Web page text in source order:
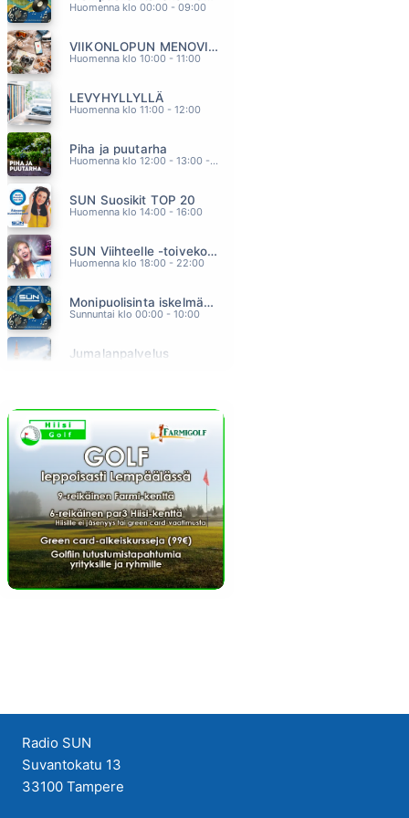
VIELA JOSSAIN
PIKKU SYNTINEN
PÄÄSTÄ PAHASTA
PIMEYDEN TANGO
Huomenna klo 00:00 - 09:00
VIIKONLOPUN MENOVINKIT
Huomenna klo 10:00 - 11:00
LEVYHYLLYLLÄ
Huomenna klo 11:00 - 12:00
Piha ja puutarha
Huomenna klo 12:00 - 13:00 - Studiossa: Pinsiön Taimisto
SUN Suosikit TOP 20
Huomenna klo 14:00 - 16:00
SUN Viihteelle -toivekonsertti
Huomenna klo 18:00 - 22:00
Monipuolisinta iskelmää ja parasta poppia
Sunnuntai klo 00:00 - 10:00
Jumalanpalvelus
Radio SUN
Suvantokatu 13
33100 Tampere